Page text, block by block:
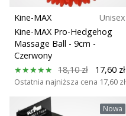
Kine-MAX
Unisex
Kine-MAX Pro-Hedgehog
Massage Ball - 9cm -
Czerwony
18,10 zł
17,60 zł
Ostatnia najniższa cena 17,60 zł
Nowa